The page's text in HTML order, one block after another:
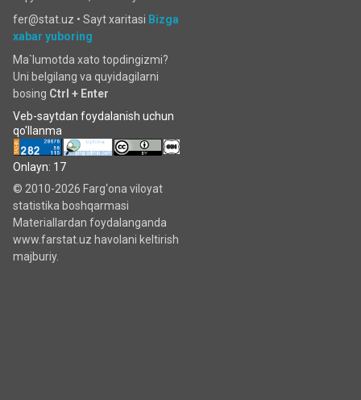
fer@stat.uz • Sayt xaritasi Bizga
xabar yuboring
Ma`lumotda xato topdingizmi?
Uni belgilang va quyidagilarni
bosing Ctrl + Enter
Veb-saytdan foydalanish uchun
qo'llanma
Onlayn: 17
© 2010-2026 Farg‘ona viloyat
statistika boshqarmasi
Materiallardan foydalanganda
www.farstat.uz havolani keltirish
majburiy.